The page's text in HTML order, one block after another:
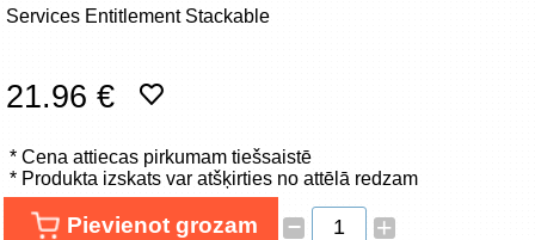
Tīkla produkti
Autopreces
Services Entitlement Stackable
21.96 €
* Cena attiecas pirkumam tiešsaistē
* Produkta izskats var atšķirties no attēlā redzam
Pievienot grozam – +